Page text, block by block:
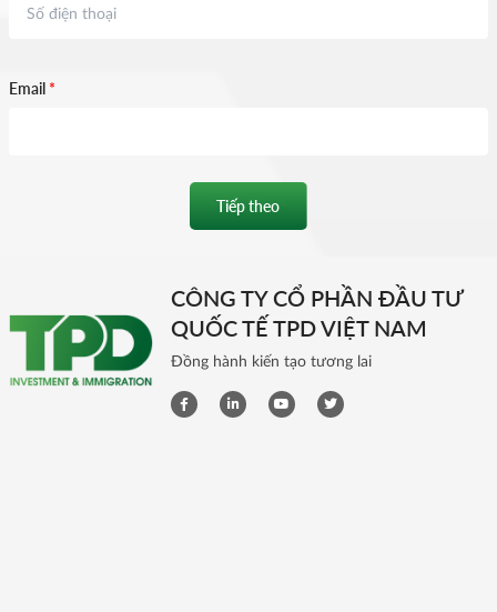
Email *
Tiếp theo
CÔNG TY CỔ PHẦN ĐẦU TƯ
QUỐC TẾ TPD VIỆT NAM
Đồng hành kiến tạo tương lai